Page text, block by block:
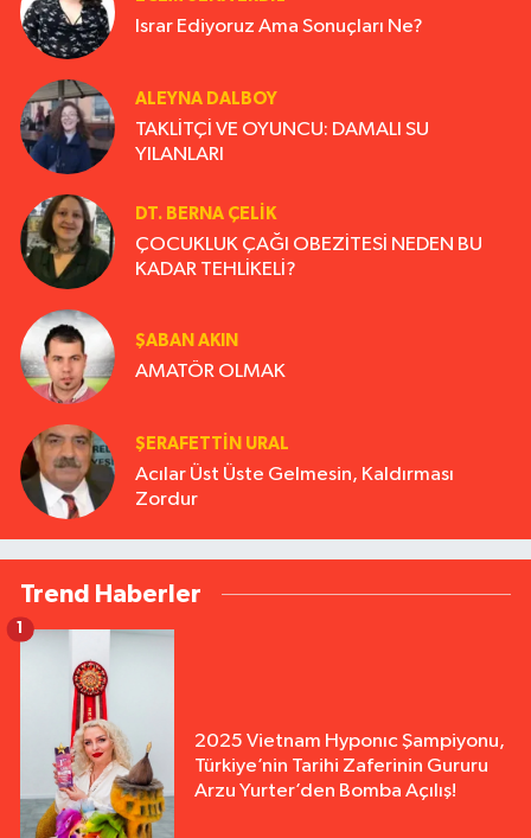
Israr Ediyoruz Ama Sonuçları Ne?
ALEYNA DALBOY
TAKLİTÇİ VE OYUNCU: DAMALI SU
YILANLARI
DT. BERNA ÇELIK
ÇOCUKLUK ÇAĞI OBEZİTESİ NEDEN BU
KADAR TEHLİKELİ?
ŞABAN AKIN
AMATÖR OLMAK
ŞERAFETTIN URAL
Acılar Üst Üste Gelmesin, Kaldırması
Zordur
Trend Haberler
2025 Vietnam Hyponıc Şampiyonu,
Türkiye’nin Tarihi Zaferinin Gururu
Arzu Yurter’den Bomba Açılış!
1